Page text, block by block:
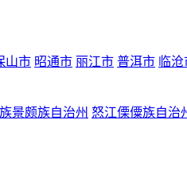
山市 昭通市 丽江市 普洱市 临
景颇族自治州 怒江傈僳族自治